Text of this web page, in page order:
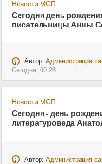
Новости МСП
Сегодня день
писательницы Анны
Автор: Администрация
Сегодня, 00:28
Новости МСП
Сегодня - день
литературоведа
Автор: Администрация